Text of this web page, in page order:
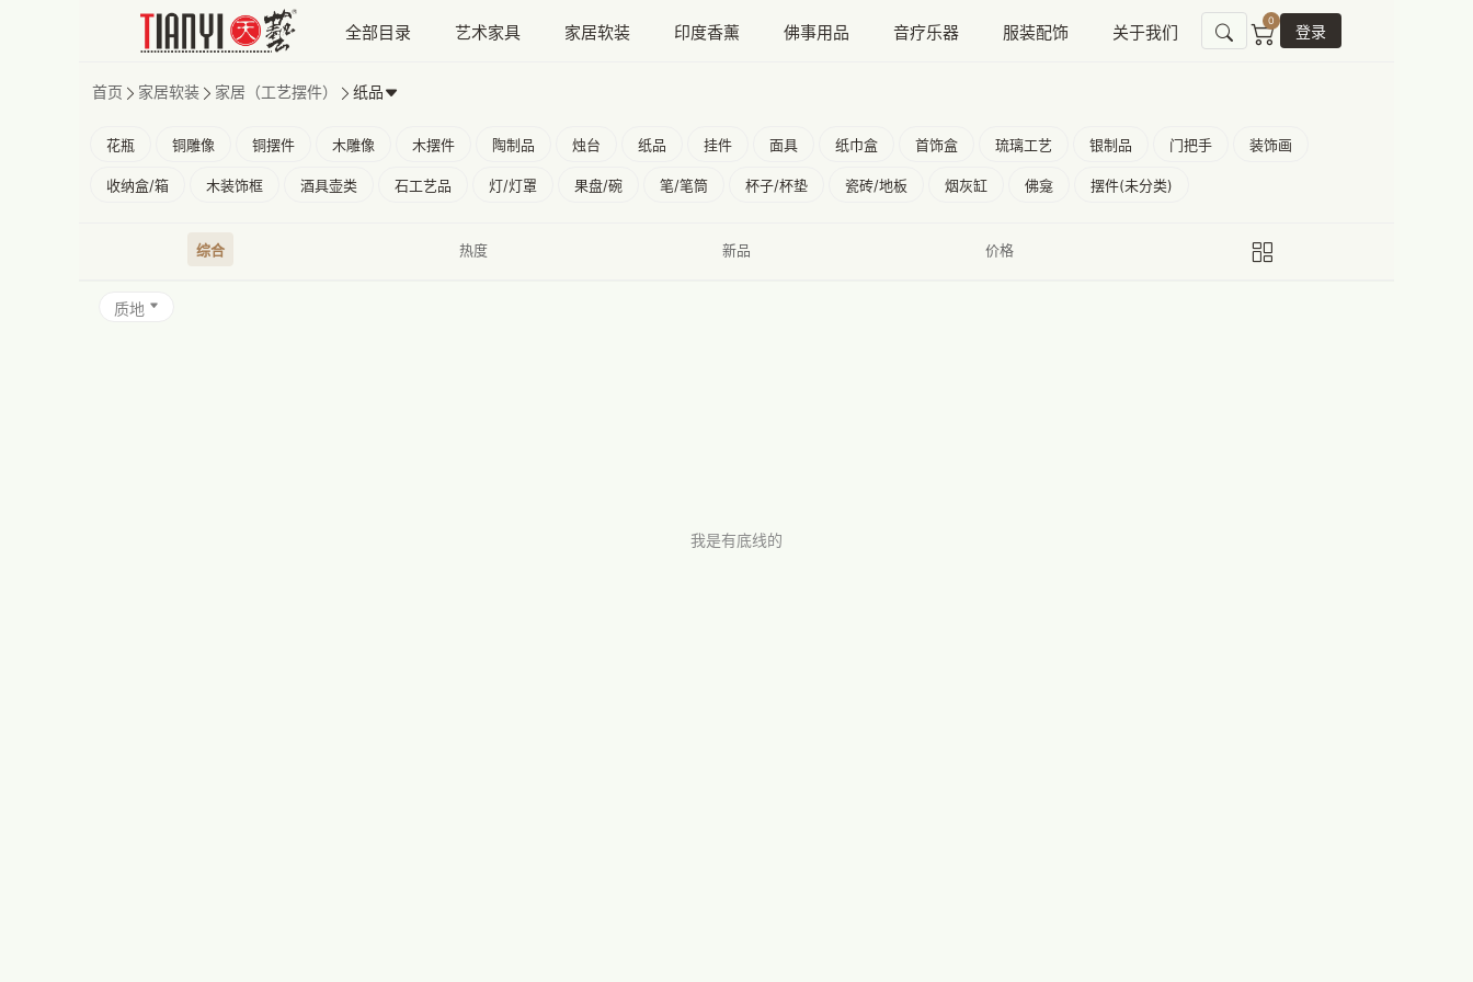
全部目录 艺术家具 家居软装 印度香薰 佛事用品 音疗乐器 服装配饰 关于我们
0
登录
首页 家居软装 家居（工艺摆件） 纸品
花瓶 铜雕像 铜摆件 木雕像 木摆件 陶制品 烛台 纸品 挂件 面具 纸巾盒 首饰盒 琉璃工艺 银制品 门把手 装饰画
收纳盒/箱 木装饰框 酒具壶类 石工艺品 灯/灯罩 果盘/碗 笔/笔筒 杯子/杯垫 瓷砖/地板 烟灰缸 佛龛 摆件(未分类)
综合 热度 新品 价格
质地
我是有底线的